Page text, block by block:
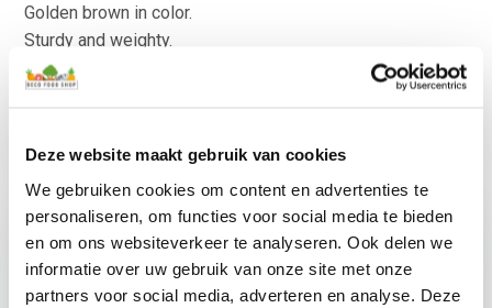
Deze website maakt gebruik van cookies
We gebruiken cookies om content en advertenties te
personaliseren, om functies voor social media te bieden
en om ons websiteverkeer te analyseren. Ook delen we
informatie over uw gebruik van onze site met onze
partners voor social media, adverteren en analyse. Deze
Golden brown in color.
Sturdy and weighty.
Absolutely lifelike fake cookie props.
For other lifelike artificial foods, take a look at
fake meat